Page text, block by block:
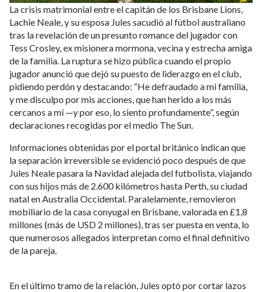
La crisis matrimonial entre el capitán de los Brisbane Lions,
Lachie Neale, y su esposa Jules sacudió al fútbol australiano
tras la revelación de un presunto romance del jugador con
Tess Crosley, ex misionera mormona, vecina y estrecha amiga
de la familia. La ruptura se hizo pública cuando el propio
jugador anunció que dejó su puesto de liderazgo en el club,
pidiendo perdón y destacando: “He defraudado a mi familia,
y me disculpo por mis acciones, que han herido a los más
cercanos a mí —y por eso, lo siento profundamente”, según
declaraciones recogidas por el medio The Sun.
Informaciones obtenidas por el portal británico indican que
la separación irreversible se evidenció poco después de que
Jules Neale pasara la Navidad alejada del futbolista, viajando
con sus hijos más de 2.600 kilómetros hasta Perth, su ciudad
natal en Australia Occidental. Paralelamente, removieron
mobiliario de la casa conyugal en Brisbane, valorada en £1,8
millones (más de USD 2 millones), tras ser puesta en venta, lo
que numerosos allegados interpretan como el final definitivo
de la pareja.
En el último tramo de la relación, Jules optó por cortar lazos